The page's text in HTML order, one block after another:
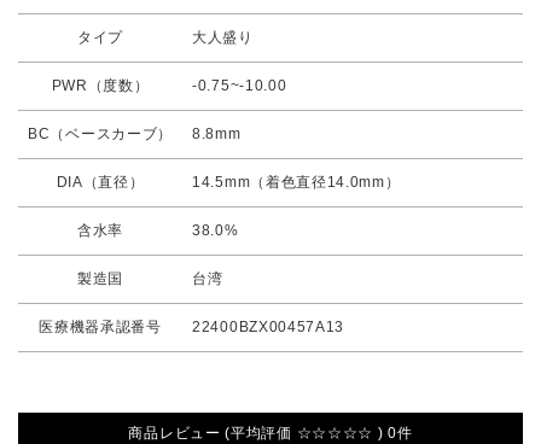
タイプ 大人盛り
PWR（度数） -0.75~-10.00
BC（ベースカーブ） 8.8mm
DIA（直径） 14.5mm（着色直径14.0mm）
含水率 38.0%
製造国 台湾
医療機器承認番号 22400BZX00457A13
商品レビュー (平均評価 ☆☆☆☆☆ ) 0件